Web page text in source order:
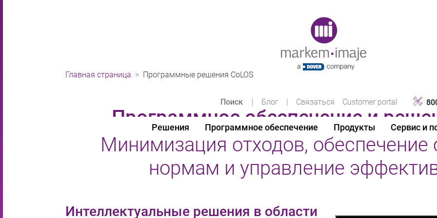
| Блог | Связаться Customer portal
Решения Программное обеспечение Продукты Сервис и
Главная страница Программные решения CoLOS
Программное обеспечение и
Минимизация отходов, обеспечение
нормам и управление
Интеллектуальные решения в области